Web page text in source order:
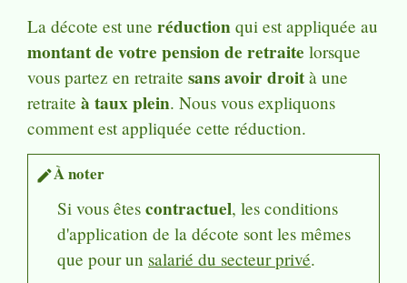
La décote est une réduction qui est appliquée au
montant de votre pension de retraite lorsque
vous partez en retraite sans avoir droit à une
retraite à taux plein. Nous vous expliquons
comment est appliquée cette réduction.
editÀ noter
Si vous êtes contractuel, les conditions
d'application de la décote sont les mêmes
que pour un salarié du secteur privé.